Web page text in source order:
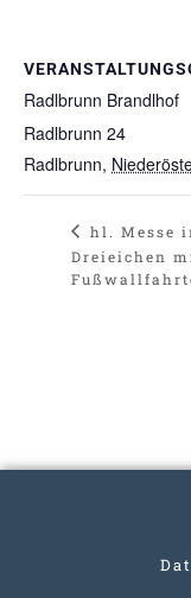
Radlbrunn Brandlhof
Radlbrunn 24
Radlbrunn,
hl. Messe
Dreieichen